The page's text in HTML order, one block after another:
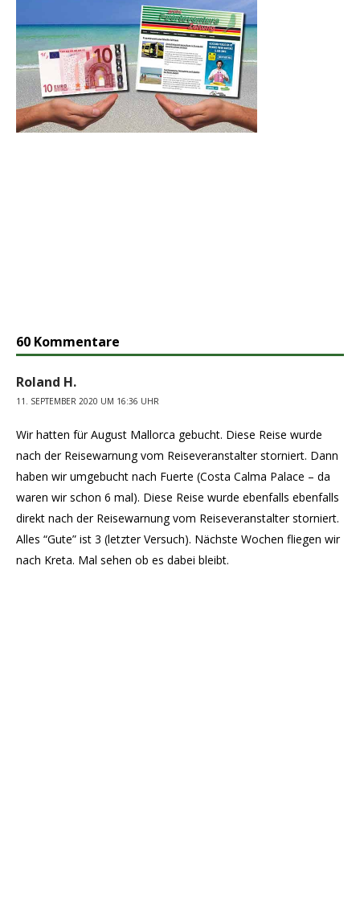
60 Kommentare
Roland H.
11. SEPTEMBER 2020 UM 16:36 UHR
Wir hatten für August Mallorca gebucht. Diese Reise wurde
nach der Reisewarnung vom Reiseveranstalter storniert. Dann
haben wir umgebucht nach Fuerte (Costa Calma Palace – da
waren wir schon 6 mal). Diese Reise wurde ebenfalls ebenfalls
direkt nach der Reisewarnung vom Reiseveranstalter storniert.
Alles “Gute” ist 3 (letzter Versuch). Nächste Wochen fliegen wir
nach Kreta. Mal sehen ob es dabei bleibt.